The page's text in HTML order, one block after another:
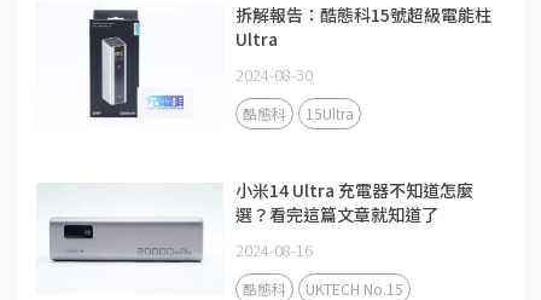
拆解報告：酷態科15號超級電能柱
Ultra
2024-08-30
酷態科 15Ultra
小米14 Ultra 充電器不知道怎麼
選？看完這篇文章就知道了
2024-08-16
酷態科 UKTECH No.15